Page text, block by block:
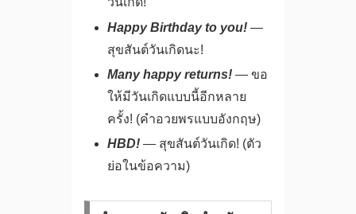
Happy Birthday to you!—
สุขสันต์วันเกิดนะ!
Many happy returns!— ขอ
ให้มีวันเกิดแบบนี้อีกหลาย
ครั้ง! (คำอวยพรแบบอังกฤษ)
HBD!— สุขสันต์วันเกิด! (ตัว
ย่อในข้อความ)